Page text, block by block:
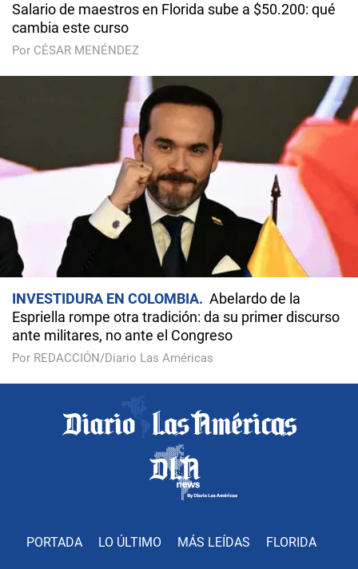
Salario de maestros en Florida sube a $50.200: qué
cambia este curso
Por CÉSAR MENÉNDEZ
INVESTIDURA EN COLOMBIA
Abelardo de la
Espriella rompe otra tradición: da su primer discurso
ante militares, no ante el Congreso
Por REDACCIÓN/Diario Las Américas
PORTADA LO ÚLTIMO MÁS LEÍDAS FLORIDA